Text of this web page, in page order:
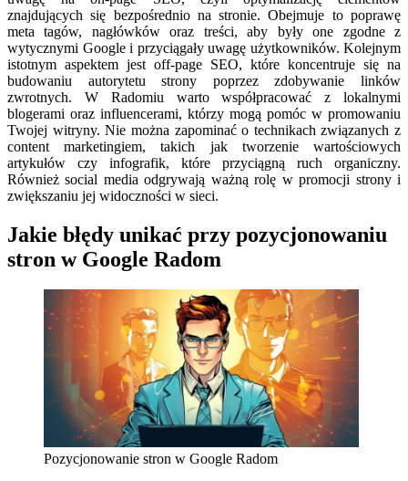
znajdujących się bezpośrednio na stronie. Obejmuje to poprawę
meta tagów, nagłówków oraz treści, aby były one zgodne z
wytycznymi Google i przyciągały uwagę użytkowników. Kolejnym
istotnym aspektem jest off-page SEO, które koncentruje się na
budowaniu autorytetu strony poprzez zdobywanie linków
zwrotnych. W Radomiu warto współpracować z lokalnymi
blogerami oraz influencerami, którzy mogą pomóc w promowaniu
Twojej witryny. Nie można zapominać o technikach związanych z
content marketingiem, takich jak tworzenie wartościowych
artykułów czy infografik, które przyciągną ruch organiczny.
Również social media odgrywają ważną rolę w promocji strony i
zwiększaniu jej widoczności w sieci.
Jakie błędy unikać przy pozycjonowaniu
stron w Google Radom
Pozycjonowanie stron w Google Radom